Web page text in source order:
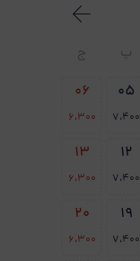
پ ج
05
7،400
06
6،300
12
7،400
13
6،300
19
7،400
20
6،300